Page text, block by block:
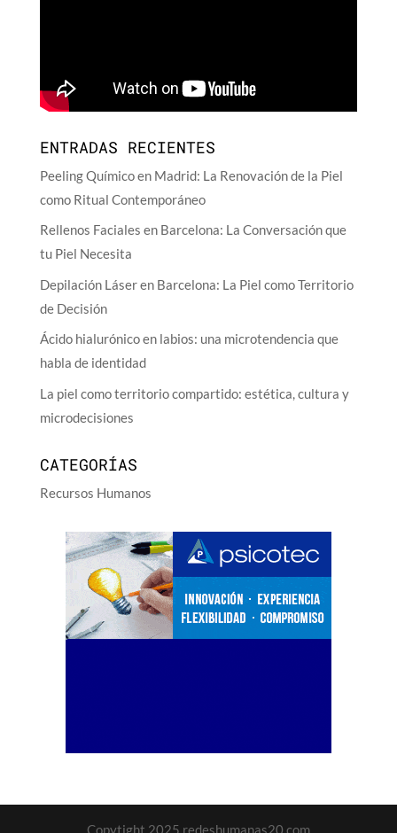
ENTRADAS RECIENTES
Peeling Químico en Madrid: La Renovación de la Piel
como Ritual Contemporáneo
Rellenos Faciales en Barcelona: La Conversación que
tu Piel Necesita
Depilación Láser en Barcelona: La Piel como Territorio
de Decisión
Ácido hialurónico en labios: una microtendencia que
habla de identidad
La piel como territorio compartido: estética, cultura y
microdecisiones
CATEGORÍAS
Recursos Humanos
Copytight 2025 redeshumanas20.com